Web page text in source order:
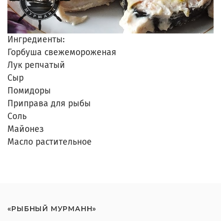
Ингредиенты:
Горбуша свежемороженая
Лук репчатый
Сыр
Помидоры
Приправа для рыбы
Соль
Майонез
Масло растительное
«РЫБНЫЙ МУРМАНН»